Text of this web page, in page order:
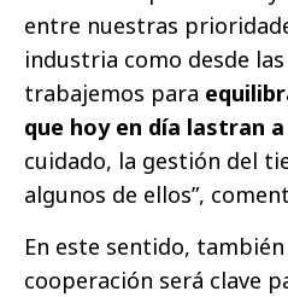
entre nuestras
industria como desde
trabajemos para
que hoy en día lastran
cuidado, la gestión del
algunos de ellos”,
En este sentido,
cooperación será clave